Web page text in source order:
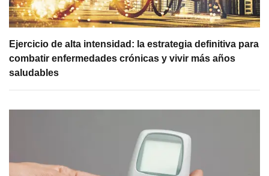
Ejercicio de alta intensidad: la estrategia definitiva para
combatir enfermedades crónicas y vivir más años
saludables